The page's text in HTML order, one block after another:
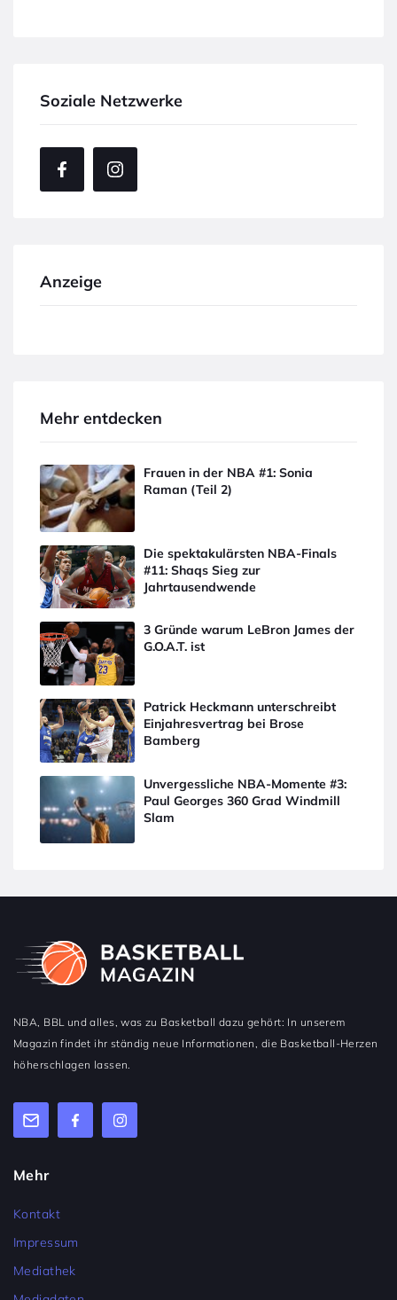
Soziale Netzwerke
Anzeige
Mehr entdecken
Frauen in der NBA #1: Sonia
Raman (Teil 2)
Die spektakulärsten NBA-Finals
#11: Shaqs Sieg zur
Jahrtausendwende
3 Gründe warum LeBron James der
G.O.A.T. ist
Patrick Heckmann unterschreibt
Einjahresvertrag bei Brose
Bamberg
Unvergessliche NBA-Momente #3:
Paul Georges 360 Grad Windmill
Slam
NBA, BBL und alles, was zu Basketball dazu gehört: In unserem
Magazin findet ihr ständig neue Informationen, die Basketball-Herzen
höherschlagen lassen.
Mehr
Kontakt
Impressum
Mediathek